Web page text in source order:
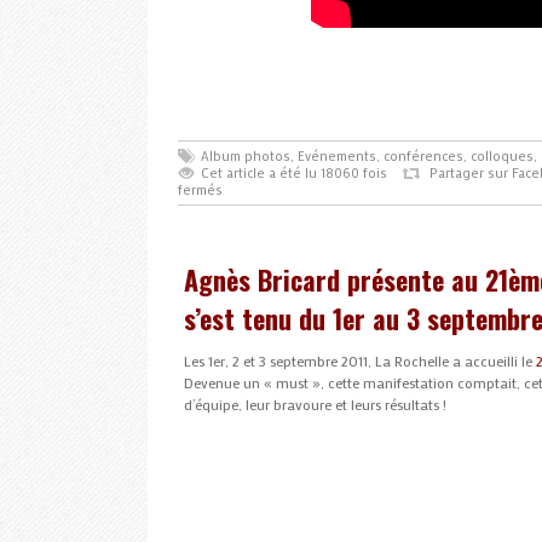
Album photos, Evénements, conférences,
Cet article a été lu 18060 fois
Partager sur
fermés
Agnès Bricard présente au
s’est tenu du 1er au 3
Les 1er, 2 et 3 septembre 2011, La Rochelle a accueilli le
Devenue un « must », cette manifestation comptait,
d’équipe, leur bravoure et leurs résultats !